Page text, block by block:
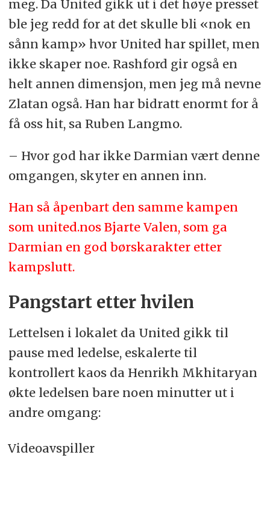
meg. Da United gikk ut i det høye presset
ble jeg redd for at det skulle bli «nok en
sånn kamp» hvor United har spillet, men
ikke skaper noe. Rashford gir også en
helt annen dimensjon, men jeg må nevne
Zlatan også. Han har bidratt enormt for å
få oss hit, sa Ruben Langmo.
– Hvor god har ikke Darmian vært denne
omgangen, skyter en annen inn.
Han så åpenbart den samme kampen
som united.nos Bjarte Valen, som ga
Darmian en god børskarakter etter
kampslutt.
Pangstart etter hvilen
Lettelsen i lokalet da United gikk til
pause med ledelse, eskalerte til
kontrollert kaos da Henrikh Mkhitaryan
økte ledelsen bare noen minutter ut i
andre omgang:
Videoavspiller